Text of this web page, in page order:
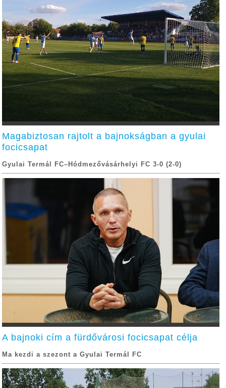
Magabiztosan rajtolt a bajnokságban a gyulai
focicsapat
Gyulai Termál FC–Hódmezővásárhelyi FC 3-0 (2-0)
A bajnoki cím a fürdővárosi focicsapat célja
Ma kezdi a szezont a Gyulai Termál FC